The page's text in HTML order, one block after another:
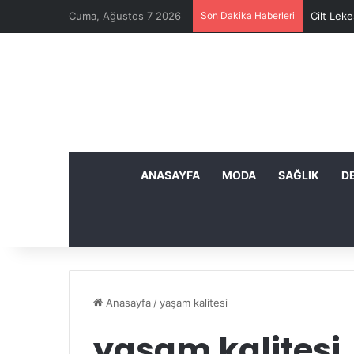
Cuma, Ağustos 7 2026 Son Dakika Haberleri Cilt
ANASAYFA MODA SAĞLIK
Anasayfa /yaşam kalitesi